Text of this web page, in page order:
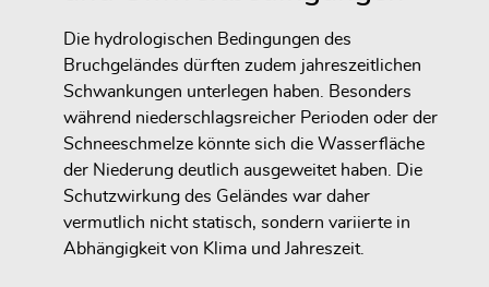
Die hydrologischen Bedingungen des
Bruchgeländes dürften zudem jahreszeitlichen
Schwankungen unterlegen haben. Besonders
während niederschlagsreicher Perioden oder der
Schneeschmelze könnte sich die Wasserfläche
der Niederung deutlich ausgeweitet haben. Die
Schutzwirkung des Geländes war daher
vermutlich nicht statisch, sondern variierte in
Abhängigkeit von Klima und Jahreszeit.